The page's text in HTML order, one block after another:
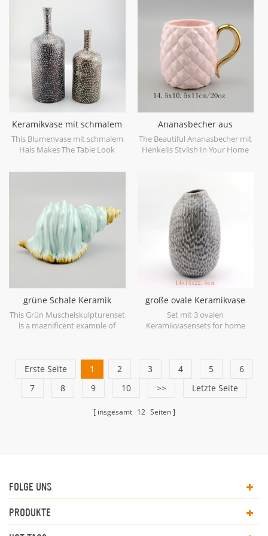
objects. Can be sold individually.
kann einzeln verkauft werden.
Keramikvase mit schmalem
Hals
This Blumenvase mit schmalem
Hals Makes The Table Look
Ananasbecher aus
goldfarbenem Keramik
The Beautiful Ananasbecher mit
HenkelIs Stylish In Your Home
grüne Schale Keramik
Skulptur Set
This Grün Muschelskulpturenset
is a magnificent example of
große ovale Keramikvase
blau antik
Set mit 3 ovalen
Keramikvasensets for home
Erste Seite 1 2 3 4 5
6
7
8 9 10 >> Letzte Seite
insgesamt 12 Seiten
FOLGE UNS
PRODUKTE